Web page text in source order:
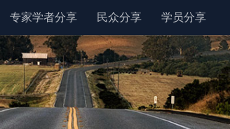
专家学者分享 民众分享 学员分享